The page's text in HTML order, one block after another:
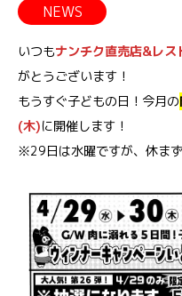
NEWS
いつもナンチク直売店&レス
がとうございます！
もうすぐ子どもの日！今月の
(木)に開催します！
※29日は水曜ですが、休ま